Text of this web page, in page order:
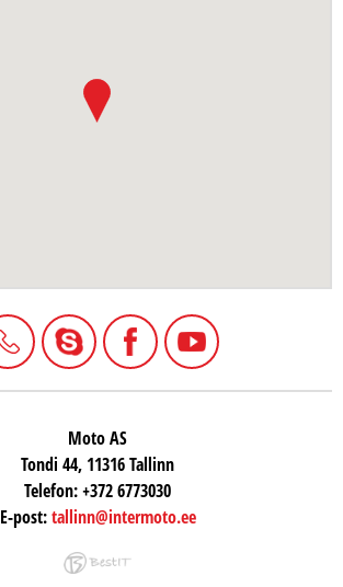
Moto AS
Tondi 44, 11316 Tallinn
Telefon:+372 6773030
E-post:tallinn@intermoto.ee